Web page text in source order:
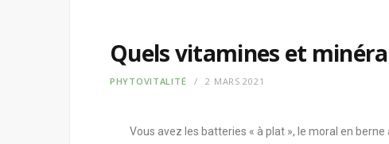
Quels vitamines et
PHYTOVITALITÉ 2 MARS 2021
Vous avez les batteries « à plat », le moral en